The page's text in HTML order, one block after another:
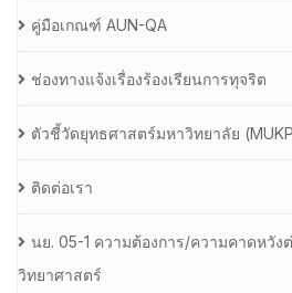
คู่มือเกณฑ์ AUN-QA
ช่องทางแจ้งเรื่องร้องเรียนการทุจริต
ตัวชี้วัดยุทธศาสตร์มหาวิทยาลัย
ติดต่อเรา
นย. 05-1 ความต้องการ/ความคาดหวัง
วิทยาศาสตร์